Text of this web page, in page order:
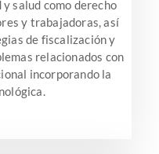
salud como derecho
y trabajadoras, así
de fiscalización y
relacionados con
incorporando la